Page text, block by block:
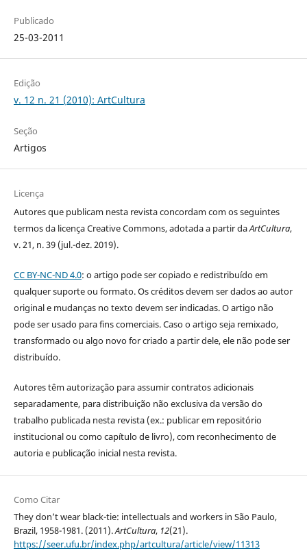
Publicado
25-03-2011
Edição
v. 12 n. 21 (2010): ArtCultura
Seção
Artigos
Licença
Autores que publicam nesta revista concordam com os seguintes
termos da licença Creative Commons, adotada a partir daArtCultura,
v. 21, n. 39 (jul.-dez. 2019).
CC BY-NC-ND 4.0: o artigo pode ser copiado e redistribuído em
qualquer suporte ou formato. Os créditos devem ser dados ao autor
original e mudanças no texto devem ser indicadas. O artigo não
pode ser usado para fins comerciais. Caso o artigo seja remixado,
transformado ou algo novo for criado a partir dele, ele não pode ser
distribuído.
Autores têm autorização para assumir contratos adicionais
separadamente, para distribuição não exclusiva da versão do
trabalho publicada nesta revista (ex.: publicar em repositório
institucional ou como capítulo de livro), com reconhecimento de
autoria e publicação inicial nesta revista.
Como Citar
They don’t wear black-tie: intellectuals and workers in São Paulo,
Brazil, 1958-1981. (2011).ArtCultura, 12(21).
https://seer.ufu.br/index.php/artcultura/article/view/11313